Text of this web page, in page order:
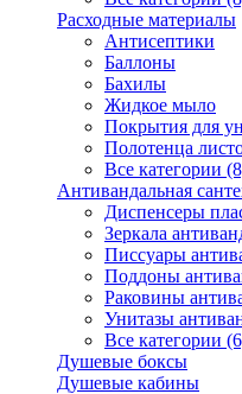
Расходные материалы
Антисептики
Баллоны
Бахилы
Жидкое мыло
Покрытия для
Полотенца
Все категории
Антивандальная
Диспенсеры
Зеркала
Писсуары
Поддоны
Раковины
Унитазы
Все категории
Душевые боксы
Душевые кабины